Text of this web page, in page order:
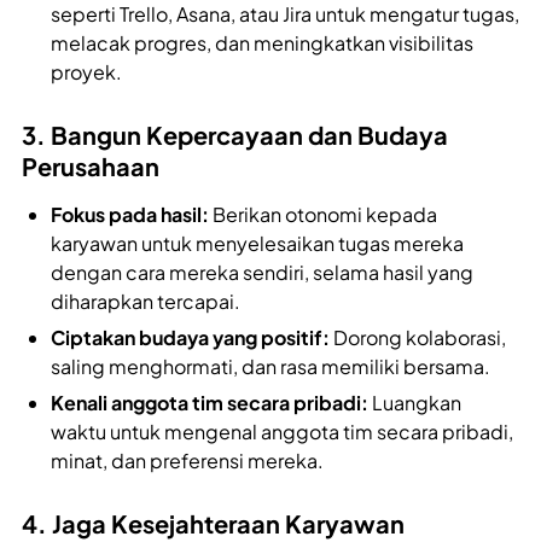
seperti Trello, Asana, atau Jira untuk mengatur tugas,
melacak progres, dan meningkatkan visibilitas
proyek.
3. Bangun Kepercayaan dan Budaya
Perusahaan
Fokus pada hasil: Berikan otonomi kepada
karyawan untuk menyelesaikan tugas mereka
dengan cara mereka sendiri, selama hasil yang
diharapkan tercapai.
Ciptakan budaya yang positif: Dorong kolaborasi,
saling menghormati, dan rasa memiliki bersama.
Kenali anggota tim secara pribadi: Luangkan
waktu untuk mengenal anggota tim secara pribadi,
minat, dan preferensi mereka.
4. Jaga Kesejahteraan Karyawan